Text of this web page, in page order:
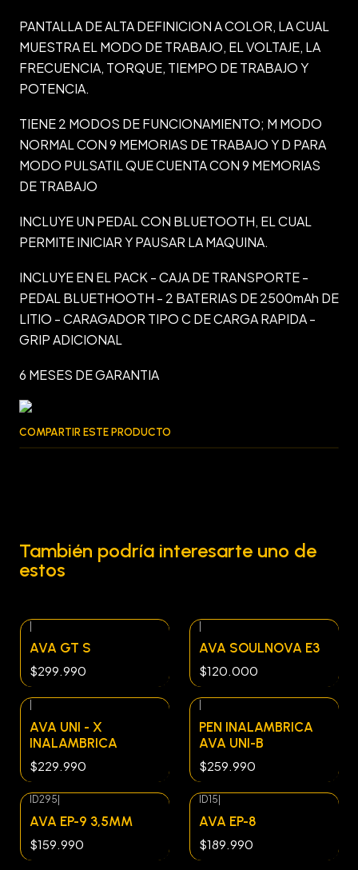
PANTALLA DE ALTA DEFINICION A COLOR, LA CUAL
MUESTRA EL MODO DE TRABAJO, EL VOLTAJE, LA
FRECUENCIA, TORQUE, TIEMPO DE TRABAJO Y
POTENCIA.
TIENE 2 MODOS DE FUNCIONAMIENTO; M MODO
NORMAL CON 9 MEMORIAS DE TRABAJO Y D PARA
MODO PULSATIL QUE CUENTA CON 9 MEMORIAS
DE TRABAJO
INCLUYE UN PEDAL CON BLUETOOTH, EL CUAL
PERMITE INICIAR Y PAUSAR LA MAQUINA.
INCLUYE EN EL PACK - CAJA DE TRANSPORTE -
PEDAL BLUETHOOTH - 2 BATERIAS DE 2500mAh DE
LITIO - CARAGADOR TIPO C DE CARGA RAPIDA -
GRIP ADICIONAL
6 MESES DE GARANTIA
COMPARTIR ESTE PRODUCTO
También podría interesarte uno de
estos
AVA GT S
$299.990
AVA SOULNOVA E3
$120.000
AVA UNI - X
INALAMBRICA
$229.990
PEN INALAMBRICA
AVA UNI-B
$259.990
ID295
AVA EP-9 3,5MM
$159.990
ID15
AVA EP-8
$189.990